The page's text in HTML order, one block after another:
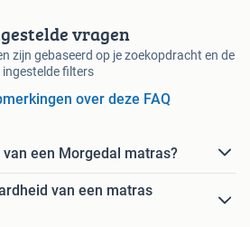
vragen
zijn gebaseerd op je zoekopdracht en de
ingestelde filters
over deze FAQ
een Morgedal matras?
van een matras